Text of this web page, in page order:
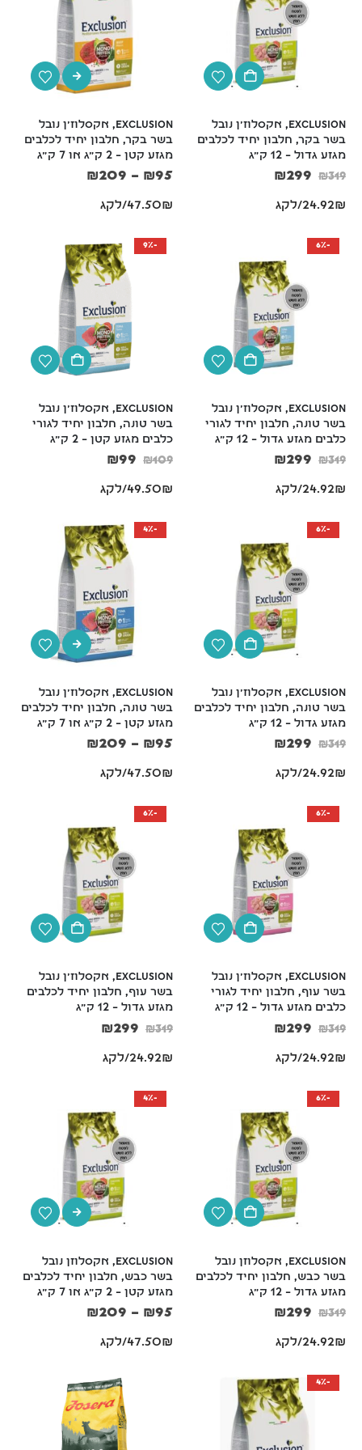
Exclusion, אקסלוז'ן נובל
בשר בקר, חלבון יחיד לכלבים
מגזע גדול – 12 ק"ג
₪319
₪299
24.92₪/לקג
Exclusion, אקסלוז'ן נובל
בשר בקר, חלבון יחיד לכלבים
מגזע קטן – 2 ק"ג או 7 ק"ג
₪95
–
₪209
47.50₪/לקג
-6%
Exclusion, אקסלוז'ן נובל
בשר טונה, חלבון יחיד לגורי
כלבים מגזע גדול – 12 ק"ג
₪319
₪299
24.92₪/לקג
-9%
Exclusion, אקסלוז'ן נובל
בשר טונה, חלבון יחיד לגורי
כלבים מגזע קטן – 2 ק"ג
₪109
₪99
49.50₪/לקג
-6%
Exclusion, אקסלוז'ן נובל
בשר טונה, חלבון יחיד לכלבים
מגזע גדול – 12 ק"ג
₪319
₪299
24.92₪/לקג
-4%
Exclusion, אקסלוז'ן נובל
בשר טונה, חלבון יחיד לכלבים
מגזע קטן – 2 ק"ג או 7 ק"ג
₪95
–
₪209
47.50₪/לקג
-6%
Exclusion, אקסלוז'ן נובל
בשר עוף, חלבון יחיד לגורי
כלבים מגזע גדול – 12 ק"ג
₪319
₪299
24.92₪/לקג
-6%
Exclusion, אקסלוז'ן נובל
בשר עוף, חלבון יחיד לכלבים
מגזע גדול – 12 ק"ג
₪319
₪299
24.92₪/לקג
-6%
Exclusion, אקסלוזן נובל
בשר כבש, חלבון יחיד לכלבים
מגזע גדול – 12 ק"ג
₪319
₪299
24.92₪/לקג
-4%
Exclusion, אקסלוזן נובל
בשר כבש, חלבון יחיד לכלבים
מגזע קטן – 2 ק"ג או 7 ק"ג
₪95
–
₪209
47.50₪/לקג
-4%
₪209
₪ 189
₪79
–
₪225
₪ 209
189
₪79
–
225